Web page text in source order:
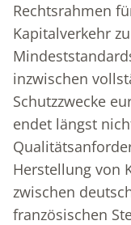
Rechtsrahmen
Kapitalverkehr
inzwischen
Schutzzwecke
endet längst
Herstellung von
zwischen
französischen